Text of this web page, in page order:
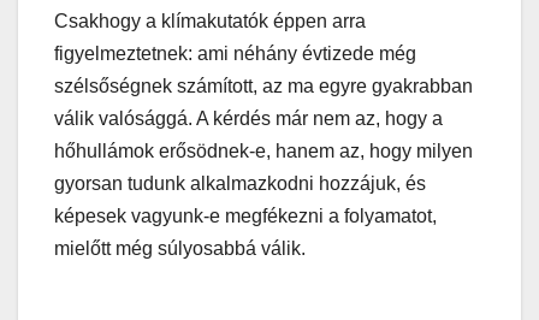
Csakhogy a klímakutatók éppen arra
figyelmeztetnek: ami néhány évtizede még
szélsőségnek számított, az ma egyre gyakrabban
válik valósággá. A kérdés már nem az, hogy a
hőhullámok erősödnek-e, hanem az, hogy milyen
gyorsan tudunk alkalmazkodni hozzájuk, és
képesek vagyunk-e megfékezni a folyamatot,
mielőtt még súlyosabbá válik.